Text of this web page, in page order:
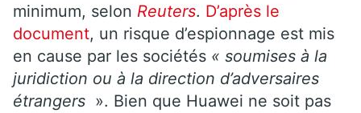
minimum, selon Reuters. D’après le
document, un risque d’espionnage est mis
en cause par les sociétés « soumises à la
juridiction ou à la direction d’adversaires
étrangers ». Bien que Huawei ne soit pas